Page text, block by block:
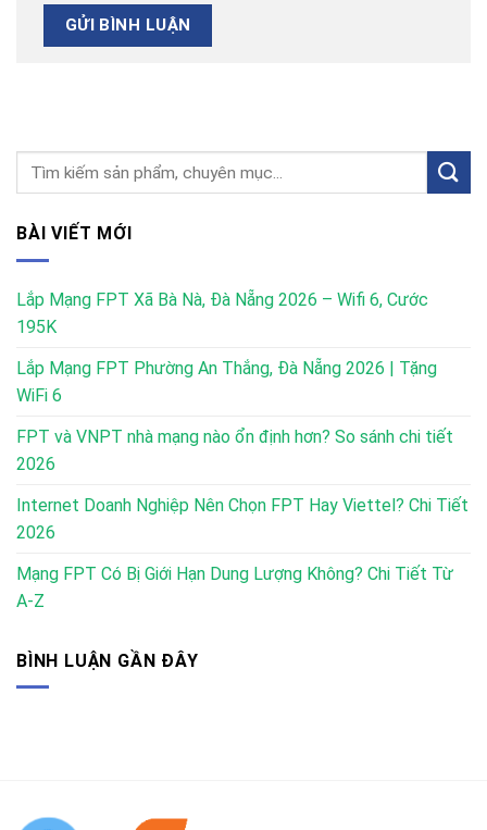
BÀI VIẾT MỚI
Lắp Mạng FPT Xã Bà Nà, Đà Nẵng 2026 – Wifi 6, Cước
195K
Lắp Mạng FPT Phường An Thắng, Đà Nẵng 2026 | Tặng
WiFi 6
FPT và VNPT nhà mạng nào ổn định hơn? So sánh chi tiết
2026
Internet Doanh Nghiệp Nên Chọn FPT Hay Viettel? Chi Tiết
2026
Mạng FPT Có Bị Giới Hạn Dung Lượng Không? Chi Tiết Từ
A-Z
BÌNH LUẬN GẦN ĐÂY